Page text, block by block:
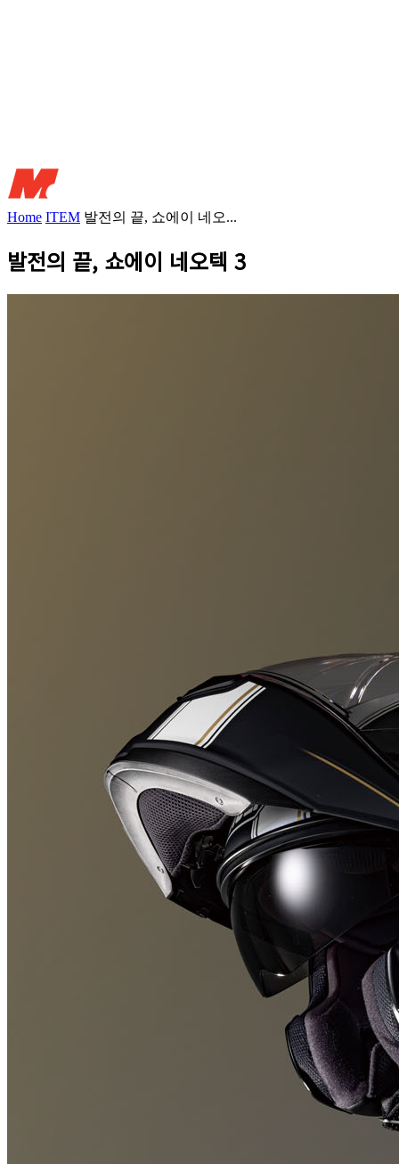
Home ITEM 발전의 끝, 쇼에이 네오...
발전의 끝, 쇼에이 네오텍 3